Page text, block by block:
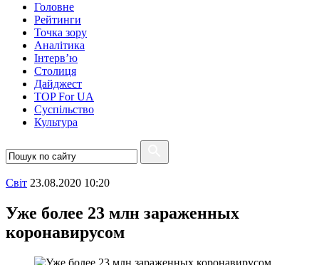
Головне
Рейтинги
Точка зору
Аналітика
Інтерв’ю
Столиця
Дайджест
TOP For UA
Суспiльство
Культура
Свiт 23.08.2020 10:20
Уже более 23 млн зараженных
коронавирусом